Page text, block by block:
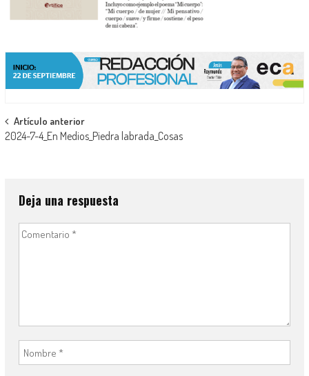
Navegación
de
Artículo anterior
2024-7-4_En Medios_Piedra labrada_Cosas
Deja una respuesta